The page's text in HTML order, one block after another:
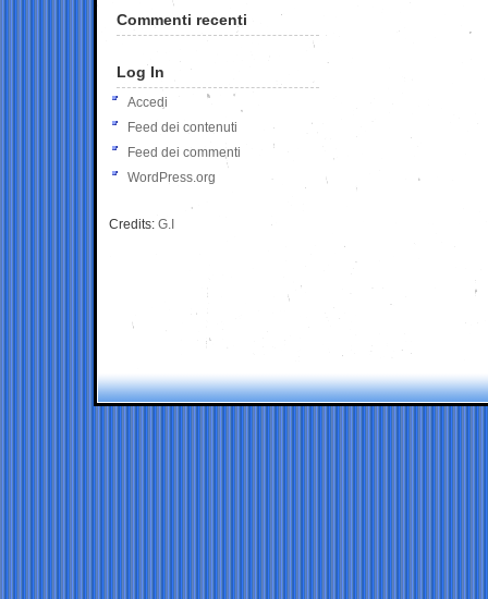
Commenti recenti
Log In
Accedi
Feed dei contenuti
Feed dei commenti
WordPress.org
Credits: G.I